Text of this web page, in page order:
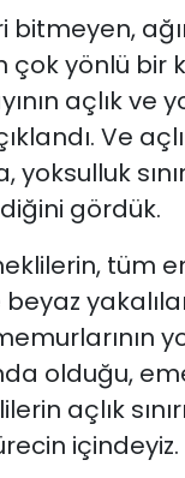
bitmeyen,
yönlü bir
açlık ve
Ve açlık
yoksulluk
gördük.
tüm
olduğu,
açlık
içindeyiz.